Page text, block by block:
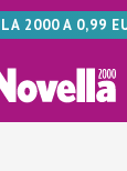
2000 A 0,99